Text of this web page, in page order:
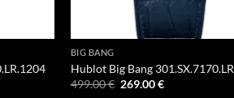
BIG BANG
Hublot Big Bang 301.SX.7170.LR
499.00€ Ursprünglicher
269.00€Aktueller